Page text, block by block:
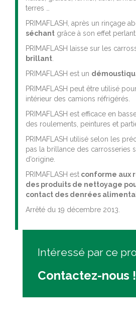
terres …
PRIMAFLASH, après un rinçage
séchant grâce à son effet perlant.
PRIMAFLASH laisse sur les
brillant
PRIMAFLASH est un
PRIMAFLASH peut être utilisé
intérieur des camions réfrigérés.
PRIMAFLASH est efficace en
des roulements, peintures et
PRIMAFLASH utilisé selon les
pas la brillance des carrosseries
d’origine.
PRIMAFLASH est conforme aux
des produits de nettoyage
contact des denrées
Arrêté du 19 décembre 2013.
Intéressé par ce
Contactez-nous !